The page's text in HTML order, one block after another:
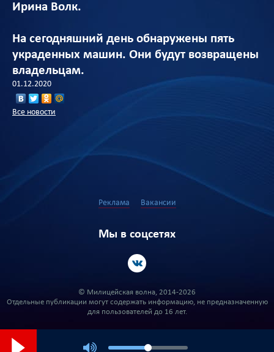
Ирина Волк.
На сегодняшний день обнаружены пять
украденных машин. Они будут возвращены
владельцам.
01.12.2020
Все новости
Реклама Вакансии
Мы в соцсетях
© Милицейская волна, 2014-2026
Отдельные публикации могут содержать информацию, не предназначенную
для пользователей до 16 лет.